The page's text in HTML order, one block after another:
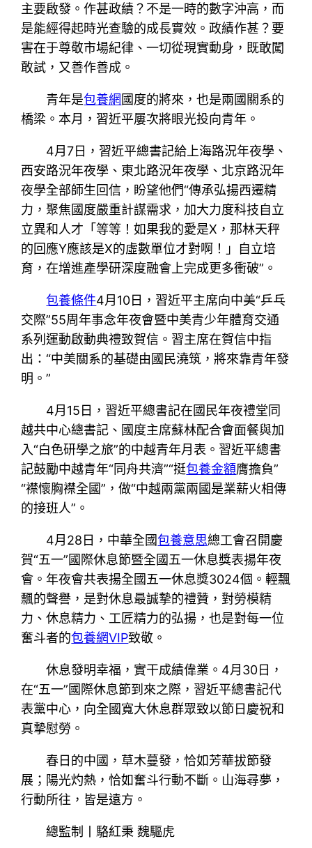
主要啟發。作甚政績？不是一時的數字沖高，而
是能經得起時光查驗的成長實效。政績作甚？要
害在于尊敬市場紀律、一切從現實動身，既敢闖
敢試，又善作善成。
青年是包養網國度的將來，也是兩國關系的
橋梁。本月，習近平屢次將眼光投向青年。
4月7日，習近平總書記給上海路況年夜學、
西安路況年夜學、東北路況年夜學、北京路況年
夜學全部師生回信，盼望他們“傳承弘揚西遷精
力，聚焦國度嚴重計謀需求，加大力度科技自立
立異和人才「等等！如果我的愛是X，那林天秤
的回應Y應該是X的虛數單位才對啊！」自立培
育，在增進產學研深度融會上完成更多衝破”。
包養條件4月10日，習近平主席向中美“乒乓
交際”55周年事念年夜會暨中美青少年體育交通
系列運動啟動典禮致賀信。習主席在賀信中指
出：“中美關系的基礎由國民澆筑，將來靠青年發
明。”
4月15日，習近平總書記在國民年夜禮堂同
越共中心總書記、國度主席蘇林配合會面餐與加
入“白色研學之旅”的中越青年月表。習近平總書
記鼓勵中越青年“同舟共濟”“挺包養金額膺擔負”
“襟懷胸襟全國”，做“中越兩黨兩國是業薪火相傳
的接班人”。
4月28日，中華全國包養意思總工會召開慶
賀“五一”國際休息節暨全國五一休息獎表揚年夜
會。年夜會共表揚全國五一休息獎3024個。輕飄
飄的聲譽，是對休息最誠摯的禮贊，對勞模精
力、休息精力、工匠精力的弘揚，也是對每一位
奮斗者的包養網VIP致敬。
休息發明幸福，實干成績偉業。4月30日，
在“五一”國際休息節到來之際，習近平總書記代
表黨中心，向全國寬大休息群眾致以節日慶祝和
真摯慰勞。
春日的中國，草木蔓發，恰如芳華拔節發
展；陽光灼熱，恰如奮斗行動不斷。山海尋夢，
行動所往，皆是遠方。
總監制丨駱紅秉 魏驅虎